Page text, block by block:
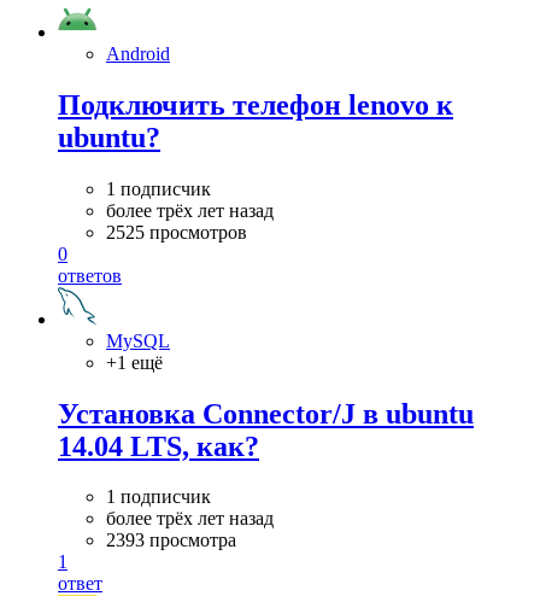
Android
Подключить телефон lenovo к
ubuntu?
1 подписчик
более трёх лет назад
2525 просмотров
0
ответов
MySQL
+1 ещё
Установка Connector/J в ubuntu
14.04 LTS, как?
1 подписчик
более трёх лет назад
2393 просмотра
1
ответ